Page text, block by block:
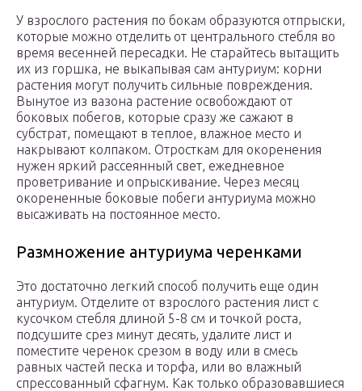
У взрослого растения по бокам образуются отпрыски,
которые можно отделить от центрального стебля во
время весенней пересадки. Не старайтесь вытащить
их из горшка, не выкапывая сам антуриум: корни
растения могут получить сильные повреждения.
Вынутое из вазона растение освобождают от
боковых побегов, которые сразу же сажают в
субстрат, помещают в теплое, влажное место и
накрывают колпаком. Отросткам для окоренения
нужен яркий рассеянный свет, ежедневное
проветривание и опрыскивание. Через месяц
окорененные боковые побеги антуриума можно
высаживать на постоянное место.
Размножение антуриума черенками
Это достаточно легкий способ получить еще один
антуриум. Отделите от взрослого растения лист с
кусочком стебля длиной 5-8 см и точкой роста,
подсушите срез минут десять, удалите лист и
поместите черенок срезом в воду или в смесь
равных частей песка и торфа, или во влажный
спрессованный сфагнум. Как только образовавшиеся